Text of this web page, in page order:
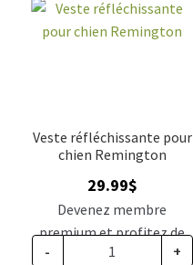
Veste réfléchissante pour
chien Remington
29.99$
Devenez membre
premium et profitez de
ce prix rabais : 24.74$ CA
- +